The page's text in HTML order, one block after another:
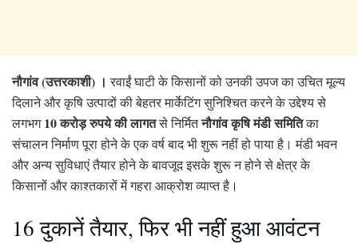
नौगांव (उत्तरकाशी) । रवाईं घाटी के किसानों को उनकी उपज का उचित मूल्य
दिलाने और कृषि उत्पादों की बेहतर मार्केटिंग सुनिश्चित करने के उद्देश्य से
लगभग10 करोड़ रुपये की लागतसे निर्मितनौगांव कृषि मंडी समितिका
संचालन निर्माण पूरा होने के एक वर्ष बाद भी शुरू नहीं हो पाया है। मंडी भवन
और अन्य सुविधाएं तैयार होने के बावजूद इसके शुरू न होने से क्षेत्र के
किसानों और काश्तकारों में गहरा आक्रोश व्याप्त है।
16 दुकानें तैयार, फिर भी नहीं हुआ आवंटन